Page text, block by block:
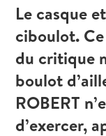
Le casque
ciboulot.
du critique
boulot
ROBERT
d’exercer,